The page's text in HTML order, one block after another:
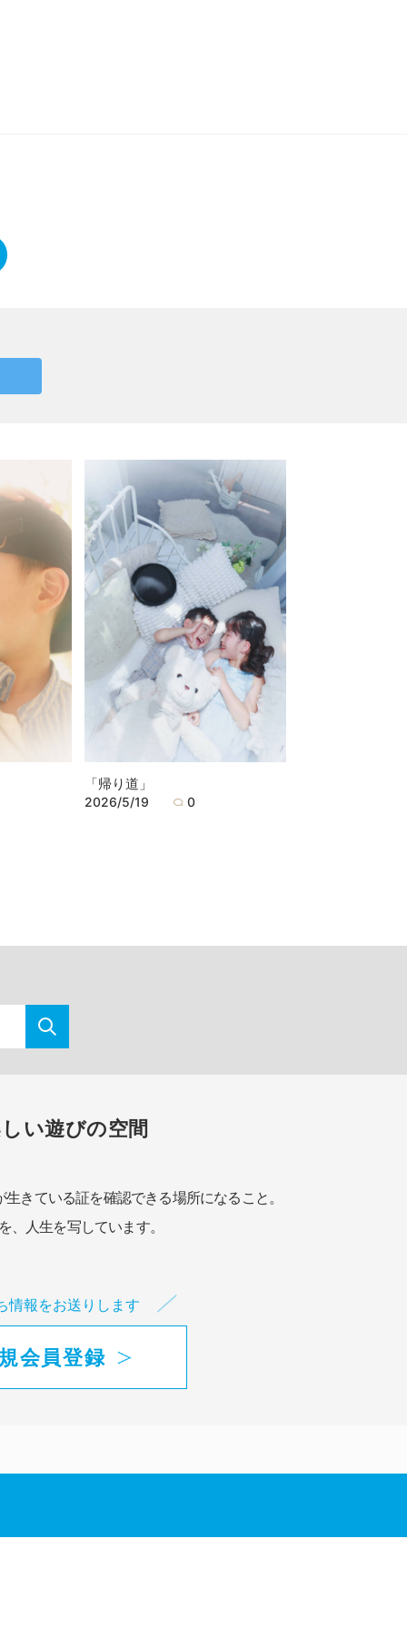
「帰り道」
2026/5/19 0
い遊びの空間
きている証を確認できる場所になること。
、人生を写しています。
情報をお送りします
会員登録